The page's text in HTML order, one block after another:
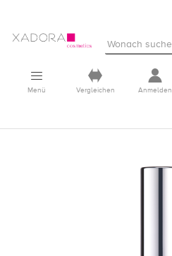
Menü Vergleichen Anmelden